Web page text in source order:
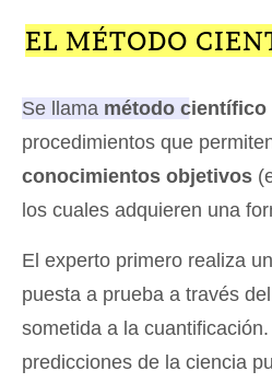
EL MÉTODO
Se llama método científico
procedimientos que
conocimientos objetivos
los cuales adquieren una
El experto primero realiza
puesta a prueba a través del
sometida a la
predicciones de la ciencia